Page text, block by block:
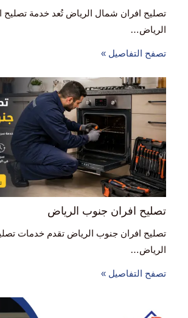
تصليح افران شمال الرياض تُعد خدمة تصليح
الرياض…
تصفح التفاصيل »
تصليح افران جنوب الرياض
تصليح افران جنوب الرياض تقدم خدمات
الرياض…
تصفح التفاصيل »